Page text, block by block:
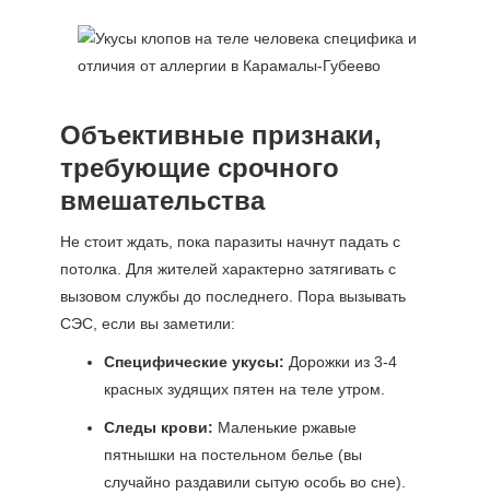
Объективные признаки,
требующие срочного
вмешательства
Не стоит ждать, пока паразиты начнут падать с
потолка. Для жителей характерно затягивать с
вызовом службы до последнего. Пора вызывать
СЭС, если вы заметили:
Специфические укусы: Дорожки из 3-4
красных зудящих пятен на теле утром.
Следы крови: Маленькие ржавые
пятнышки на постельном белье (вы
случайно раздавили сытую особь во сне).